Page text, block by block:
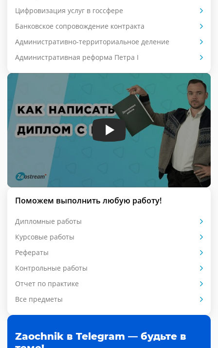
Цифровизация услуг в госсфере
Банковское сопровождение контракта
Административно-территориальное деление
Административная реформа Петра I
Поможем выполнить любую работу!
Дипломные работы
Курсовые работы
Рефераты
Контрольные работы
Отчет по практике
Все предметы
Zaochnik в Telegram — будьте в